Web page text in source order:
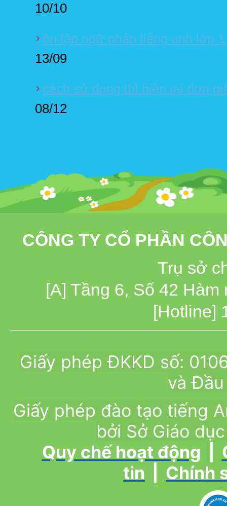
10/10
ôn tập ngữ pháp tiếng anh lớp
13/09
cách sử dụng thì hiện tại đơn
08/12
CÔNG TY CỔ PHẦN
Trụ sở
[A] Tầng 6, Số 42
[Hotline]
Giấy phép ĐKKD số:
và
Giấy phép đào tạo tiếng
bởi Sở Giáo
Quy chế hoạt động
tin
Chính